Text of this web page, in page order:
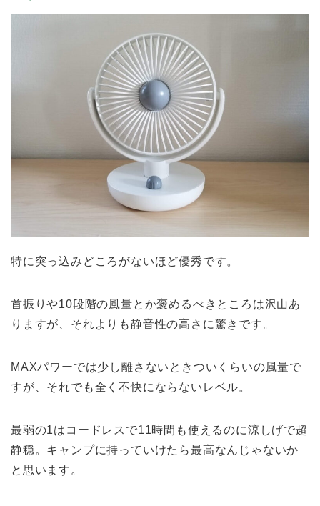
特に突っ込みどころがないほど優秀です。
首振りや10段階の風量とか褒めるべきところは沢山あ
りますが、それよりも静音性の高さに驚きです。
MAXパワーでは少し離さないときついくらいの風量で
すが、それでも全く不快にならないレベル。
最弱の1はコードレスで11時間も使えるのに涼しげで超
静穏。キャンプに持っていけたら最高なんじゃないか
と思います。